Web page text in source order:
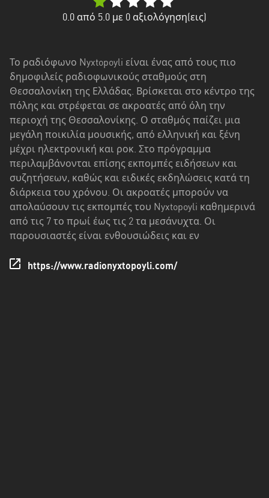
Μακεδονία
Ήπειρος
Θεσσαλία
Ιόνια
νησιά
Κεντρική
Μακεδονία
Κρήτη
Νότιο
Πελοπόννησος
0.0 από 5.0 με 0 αξιολόγηση(εις)
Το ραδιόφωνο Nyxtopoyli είναι ένας από τους πιο
δημοφιλείς ραδιοφωνικούς σταθμούς στη
Θεσσαλονίκη της Ελλάδας. Βρίσκεται στο κέντρο της
πόλης και στρέφεται σε ακροατές από όλη την
περιοχή της Θεσσαλονίκης. Ο σταθμός παίζει μια
μεγάλη ποικιλία μουσικής, από ελληνική και ξένη
μέχρι ηλεκτρονική και ροκ. Στο πρόγραμμα
περιλαμβάνονται επίσης εκπομπές ειδήσεων και
συζητήσεων, καθώς και ειδικές εκδηλώσεις κατά τη
διάρκεια του χρόνου. Οι ακροατές μπορούν να
απολαύσουν τις εκπομπές του Nyxtopoyli καθημερινά
από τις 7 το πρωί έως τις 2 τα μεσάνυχτα. Οι
παρουσιαστές είναι ενθουσιώδεις και εν
https://www.radionyxtopoyli.com/